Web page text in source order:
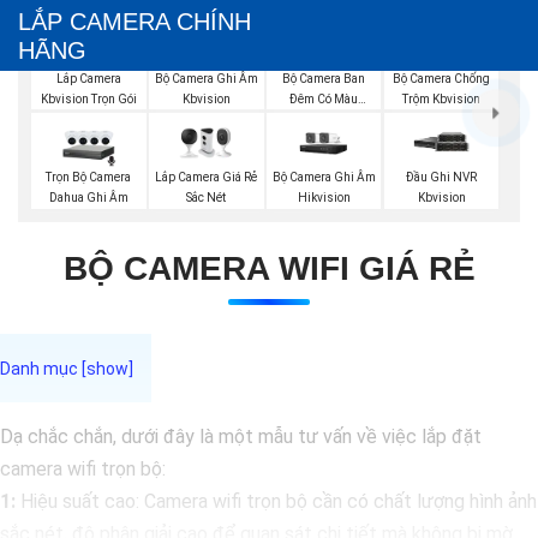
LẮP CAMERA CHÍNH
HÃNG
Lắp Camera
Kbvision Trọn Gói
Bộ Camera Ghi Âm
Kbvision
Bộ Camera Ban
Đêm Có Màu
Bộ Camera Chống
Trộm Kbvision
Trọn Bộ Camera
Dahua Ghi Âm
Lắp Camera Giá Rẻ
Sắc Nét
Bộ Camera Ghi Âm
Hikvision
Đầu Ghi NVR
Kbvision
BỘ CAMERA WIFI GIÁ RẺ
Dạ chắc chắn, dưới đây là một mẫu tư vấn về việc lắp đặt
camera wifi trọn bộ:
1: Hiệu suất cao: Camera wifi trọn bộ cần có chất lượng hình ảnh